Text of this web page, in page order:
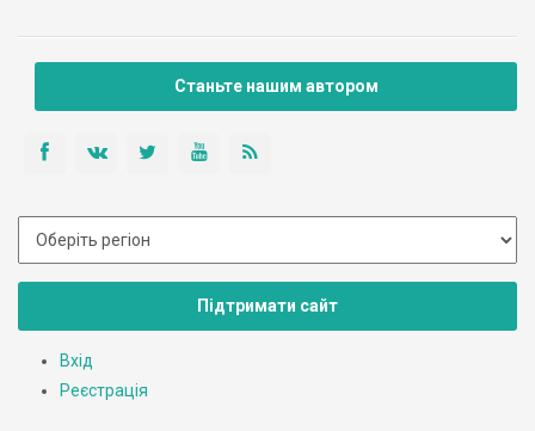
Станьте нашим автором
Підтримати сайт
Вхід
Реєстрація